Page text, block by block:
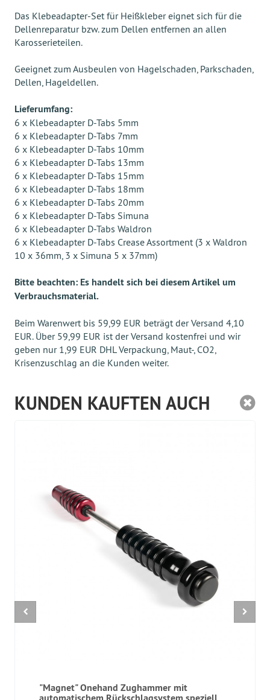
Das Klebeadapter-Set für Heißkleber eignet sich für die
Dellenreparatur bzw. zum Dellen entfernen an allen
Karosserieteilen.
Geeignet zum Ausbeulen von Hagelschaden, Parkschaden,
Dellen, Hageldellen.
Lieferumfang:
6 x Klebeadapter D-Tabs 5mm
6 x Klebeadapter D-Tabs 7mm
6 x Klebeadapter D-Tabs 10mm
6 x Klebeadapter D-Tabs 13mm
6 x Klebeadapter D-Tabs 15mm
6 x Klebeadapter D-Tabs 18mm
6 x Klebeadapter D-Tabs 20mm
6 x Klebeadapter D-Tabs Simuna
6 x Klebeadapter D-Tabs Waldron
6 x Klebeadapter D-Tabs Crease Assortment (3 x Waldron
10 x 36mm, 3 x Simuna 5 x 37mm)
Bitte beachten: Es handelt sich bei diesem Artikel um
Verbrauchsmaterial.
Beim Warenwert bis 59,99 EUR beträgt der Versand 4,10
EUR. Über 59,99 EUR ist der Versand kostenfrei und wir
geben nur 1,99 EUR DHL Verpackung, Maut-, CO2,
Krisenzuschlag an die Kunden weiter.
KUNDEN KAUFTEN AUCH
"Magnet" Onehand Zughammer mit